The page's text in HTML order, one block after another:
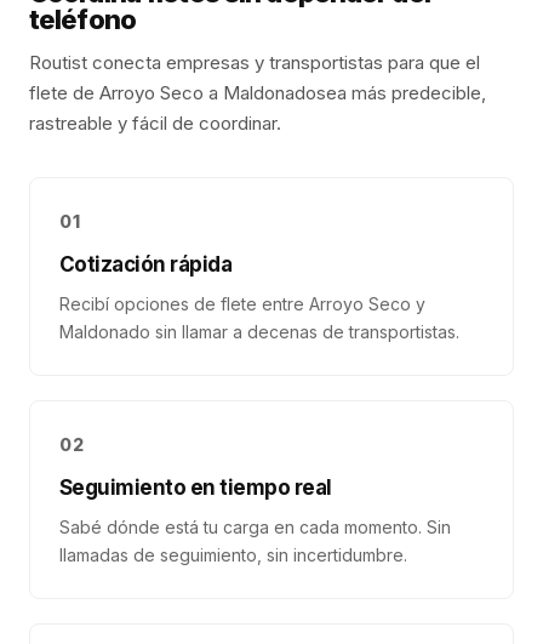
teléfono
Routist conecta empresas y transportistas para que el
flete de Arroyo Seco a Maldonadosea más predecible,
rastreable y fácil de coordinar.
01
Cotización rápida
Recibí opciones de flete entre Arroyo Seco y
Maldonado sin llamar a decenas de transportistas.
02
Seguimiento en tiempo real
Sabé dónde está tu carga en cada momento. Sin
llamadas de seguimiento, sin incertidumbre.